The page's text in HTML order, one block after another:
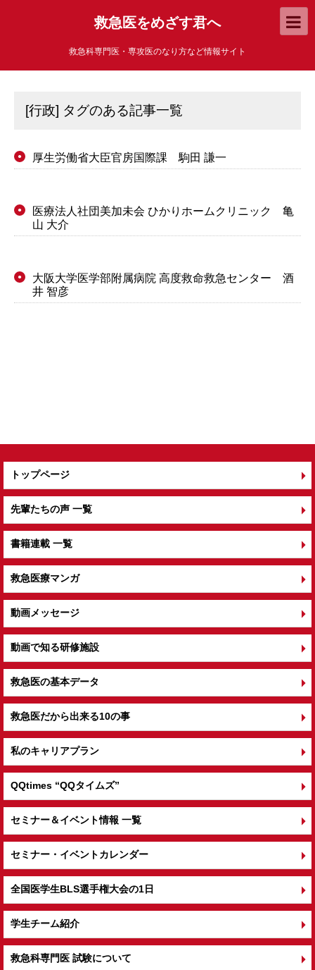
救急医をめざす君へ
救急科専門医・専攻医のなり方など情報サイト
[行政] タグのある記事一覧
● 厚生労働省大臣官房国際課 駒田 謙一
●
医療法人社団美加未会 ひかりホームクリニック 亀
山 大介
●
大阪大学医学部附属病院 高度救命救急センター 酒
井 智彦
トップページ
先輩たちの声 一覧
書籍連載 一覧
救急医療マンガ
動画メッセージ
動画で知る研修施設
救急医の基本データ
救急医だから出来る10の事
私のキャリアプラン
QQtimes “QQタイムズ”
セミナー＆イベント情報 一覧
セミナー・イベントカレンダー
全国医学生BLS選手権大会の1日
学生チーム紹介
救急科専門医 試験について